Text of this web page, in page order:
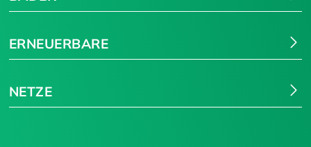
ERNEUERBARE
NETZE